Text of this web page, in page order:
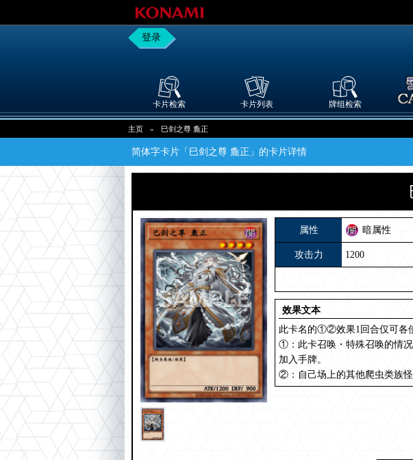
登录
卡片检索 卡片列表 牌组检索
主页 » 巳剑之尊 麁正
简体字卡片「巳剑之尊 麁正」的卡片详情
属性 暗属性
攻击力 1200
效果文本
此卡名的①②效果1回合仅可各
①：此卡召唤・特殊召唤的情
加入手牌。
②：自己场上的其他爬虫类族